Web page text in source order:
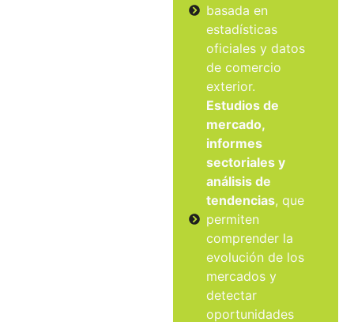
basada en
estadísticas
oficiales y datos
de comercio
exterior.
Estudios de
mercado,
informes
sectoriales y
análisis de
tendencias, que
permiten
comprender la
evolución de los
mercados y
detectar
oportunidades